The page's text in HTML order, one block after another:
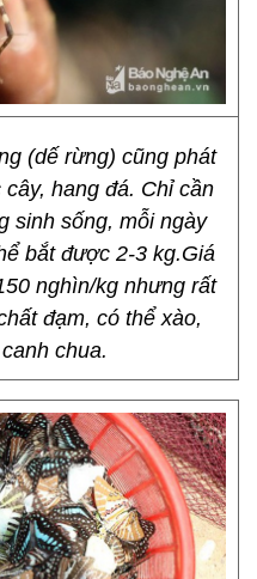
(dế rừng) cũng phát
hang đá. Chỉ cần
sinh sống, mỗi ngày
bắt được 2-3 kg.Giá
nghìn/kg nhưng rất
đạm, có thể xào,
chua.